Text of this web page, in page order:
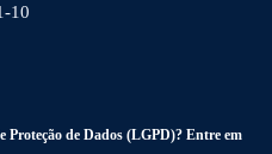
10
Proteção de Dados (LGPD)? Entre em